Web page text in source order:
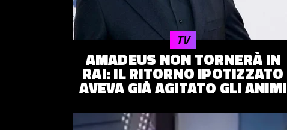
AMADEUS NON TORNERÀ IN
RAI: IL RITORNO IPOTIZZATO
AVEVA GIÀ AGITATO GLI ANIMI
TV